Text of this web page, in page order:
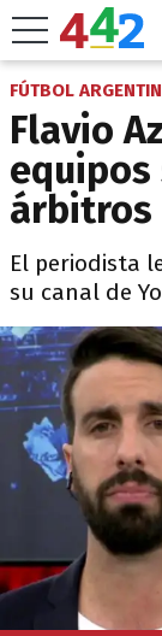
FÚTBOL
Flavio
equipos
árbitros
El periodista
su canal de